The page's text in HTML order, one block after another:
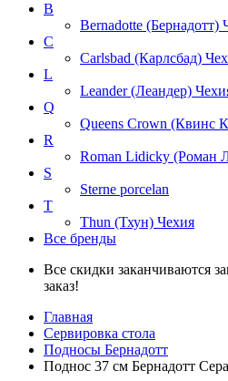
B
Bernadotte (Бернадотт)
C
Carlsbad (Карлсбад)
L
Leander (Леандер)
Q
Queens Crown (Квинс
R
Roman Lidicky (Роман
S
Sterne porcelan
T
Thun (Тхун) Чехия
Все бренды
Все скидки заканчиваются
заказ!
Главная
Сервировка стола
Подносы Бернадотт
Поднос 37 см Бернадотт